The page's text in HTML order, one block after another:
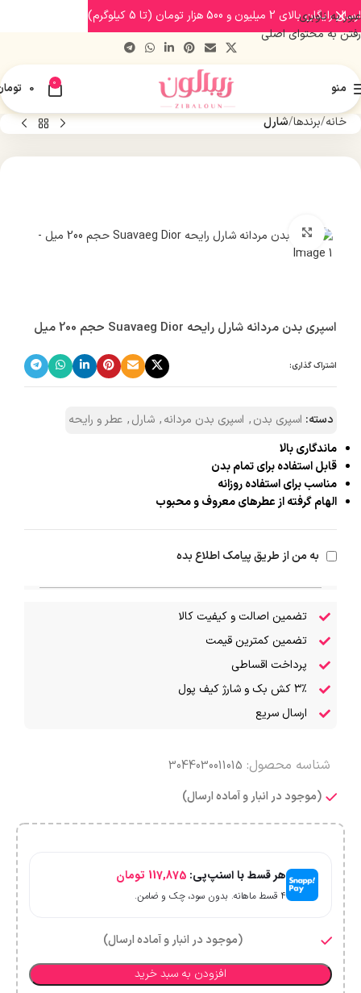
عبور به ناوبری
رفتن به محتوای اصلی
منو 0
0
خانه برندها شارل
بزرگنمایی تصویر
اسپری بدن مردانه شارل رایحه Suavaeg Dior حجم 200 میل
اشتراک گذاری:
دسته: اسپری بدن, اسپری بدن مردانه, شارل, عطر و رایحه
ماندگاری بالا
قابل استفاده برای تمام بدن
مناسب برای استفاده روزانه
الهام گرفته از عطرهای معروف و محبوب
به من از طریق پیامک اطلاع بده
تضمین اصالت و کیفیت کالا
تضمین کمترین قیمت
پرداخت اقساطی
۳٪ کش بک و شارژ کیف پول
ارسال سریع
شناسه محصول: 3044030011015
(موجود در انبار و آماده ارسال)
هر قسط با اسنپ‌پی: 117,875 تومان
۴ قسط ماهانه. بدون سود، چک و ضامن.
(موجود در انبار و آماده ارسال)
افزودن به سبد خرید
ارسال رایگان بالای 2 میلیون و 500 هزار تومان (تا 5 کیلوگرم)